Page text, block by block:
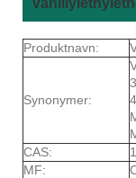
Produktnavn:
Synonymer:
CAS:
MF: